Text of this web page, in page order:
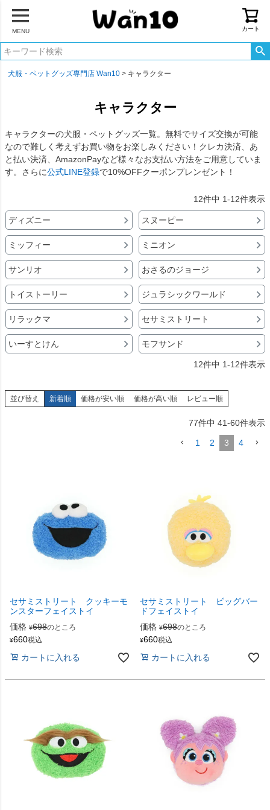
MENU カート
犬服・ペットグッズ専門店 Wan10 キャラクター
キャラクター
キャラクターの犬服・ペットグッズ一覧。無料でサイズ交換が可能
なので難しく考えずお買い物をお楽しみください！クレカ決済、あ
と払い決済、AmazonPayなど様々なお支払い方法をご用意していま
す。さらに公式LINE登録で10%OFFクーポンプレンゼント！
12件中 1-12件表示
ディズニー スヌーピー
ミッフィー ミニオン
サンリオ おさるのジョージ
トイストーリー ジュラシックワールド
リラックマ セサミストリート
いーすとけん モフサンド
12件中 1-12件表示
並び替え 新着順 価格が安い順 価格が高い順 レビュー順
77件中 41-60件表示
1 2 3 4
セサミストリート クッキーモ
ンスターフェイストイ
価格 ¥698のところ
¥660税込
カートに入れる
セサミストリート ビッグバー
ドフェイストイ
価格 ¥698のところ
¥660税込
カートに入れる